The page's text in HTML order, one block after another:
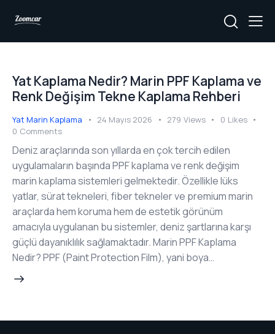
Yat Kaplama Nedir? Marin PPF Kaplama ve
Renk Değişim Tekne Kaplama Rehberi
Yat Marin Kaplama 24 Mayıs 2026 279 Views 0 Likes
0 Comments
Deniz araçlarında son yıllarda en çok tercih edilen
uygulamaların başında PPF kaplama ve renk değişim
marin kaplama sistemleri gelmektedir. Özellikle lüks
yatlar, sürat tekneleri, fiber tekneler ve premium marin
araçlarda hem koruma hem de estetik görünüm
amacıyla uygulanan bu sistemler, deniz şartlarına karşı
güçlü dayanıklılık sağlamaktadır. Marin PPF Kaplama
Nedir? PPF (Paint Protection Film), yani boya…